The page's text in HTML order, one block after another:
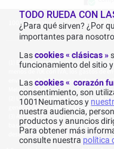
1001Neumaticos - Copyright 2025
Entrega gratuita: por cualquier
menos de 70€ con IVA, los gastos de
envío son de 120€ por paquete, para
Melilla y Ceuta.
La tarifa actual del catálogo del
generalmente se encuentra en el sitio
Agregación de las valoraciones de
basada en 861 opiniones de los
desde 06/08/2015 para España.
TODO RUEDA CON
¿Para qué sirven? ¿Por
importantes para
Lascookies « clásicas »
funcionamiento del sitio
Lascookies « corazón
consentimiento, son
1001Neumaticos y
nuestra audiencia,
productos y anuncios
Para obtener más
consulte nuestra política